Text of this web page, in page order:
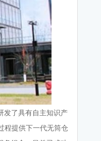
发了具有自主知识产
程提供下一代无筒仓